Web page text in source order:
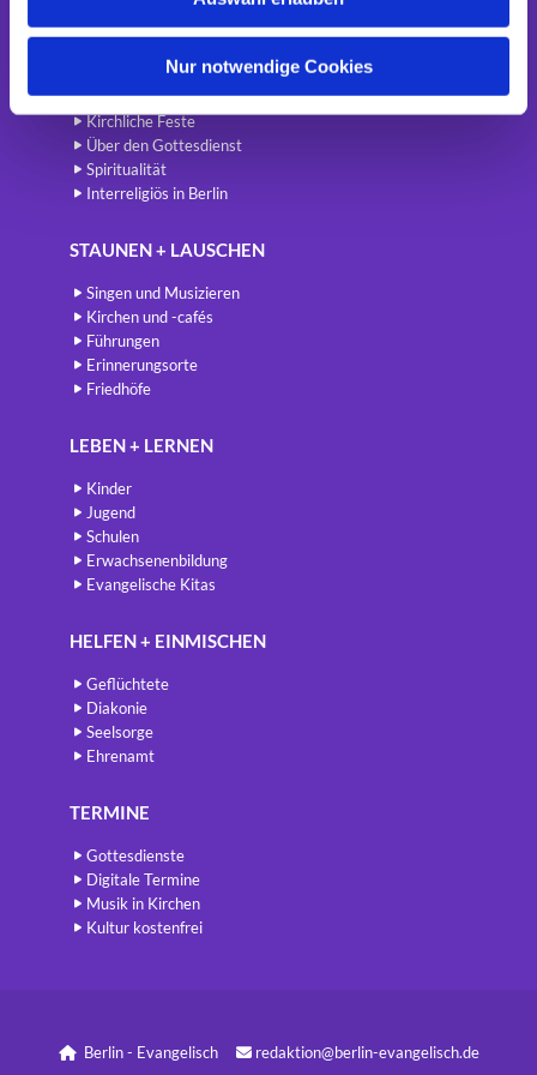
Nur notwendige Cookies
BETEN + FEIERN
International
Kirche in Ihrem Leben
Kirchliche Feste
Über den Gottesdienst
Spiritualität
Interreligiös in Berlin
STAUNEN + LAUSCHEN
Singen und Musizieren
Kirchen und -cafés
Führungen
Erinnerungsorte
Friedhöfe
LEBEN + LERNEN
Kinder
Jugend
Schulen
Erwachsenenbildung
Evangelische Kitas
HELFEN + EINMISCHEN
Geflüchtete
Diakonie
Seelsorge
Ehrenamt
TERMINE
Gottesdienste
Digitale Termine
Musik in Kirchen
Kultur kostenfrei
Berlin - Evangelisch  redaktion@berlin-evangelisch.de